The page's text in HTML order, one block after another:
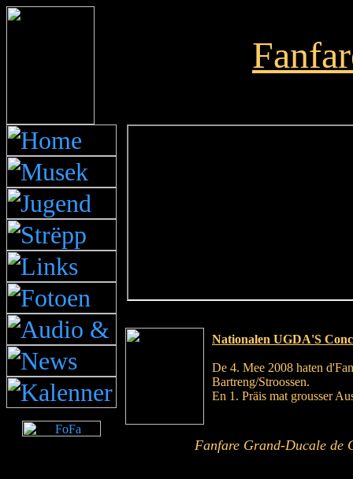
Nationalen UGDA'S
De 4. Mee 2008 haten
Bartreng/Stroossen.
En 1. Präis mat grousser
Fanfare Grand-Ducale de